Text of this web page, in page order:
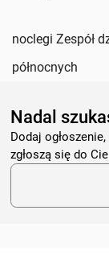
noclegi Zespół
północnych
Nadal
Dodaj
zgłoszą się do